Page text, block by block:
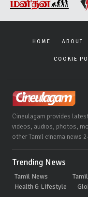
HOME ABOUT
COOKIE
Cineulagam provides
videos, audios, photos,
other Tamil cinema news
Trending News
Tamil News
Health & Lifestyle